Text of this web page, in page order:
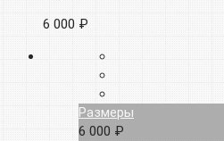
6 000 ₽
Размеры
6 000 ₽